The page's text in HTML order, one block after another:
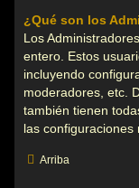
¿Qué son los
Los
entero. Estos
incluyendo
moderadores, etc.
también tienen
las configuraciones
Arriba